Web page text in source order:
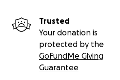
Trusted
Your donation is
protected by the
GoFundMe Giving
Guarantee